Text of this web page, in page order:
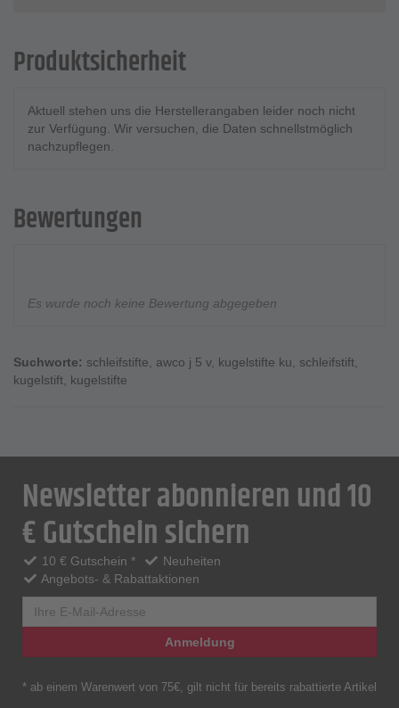
Produktsicherheit
Aktuell stehen uns die Herstellerangaben leider noch nicht
zur Verfügung. Wir versuchen, die Daten schnellstmöglich
nachzupflegen.
Bewertungen
Es wurde noch keine Bewertung abgegeben
Suchworte: schleifstifte, awco j 5 v, kugelstifte ku, schleifstift,
kugelstift, kugelstifte
Newsletter abonnieren und 10
€ Gutschein sichern
10 € Gutschein *
Neuheiten
Angebots- & Rabattaktionen
Anmeldung
* ab einem Warenwert von 75€, gilt nicht für bereits rabattierte Artikel